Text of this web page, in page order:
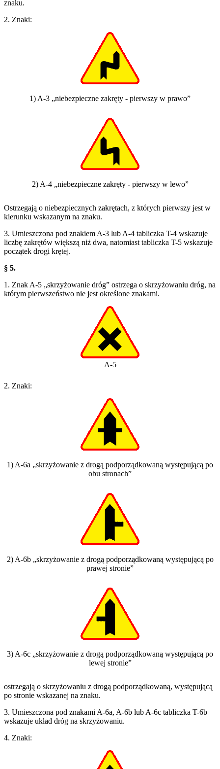
znaku.
2. Znaki:
1) A-3 „niebezpieczne zakręty - pierwszy w prawo”
2) A-4 „niebezpieczne zakręty - pierwszy w lewo”
Ostrzegają o niebezpiecznych zakrętach, z których pierwszy jest w
kierunku wskazanym na znaku.
3. Umieszczona pod znakiem A-3 lub A-4 tabliczka T-4 wskazuje
liczbę zakrętów większą niż dwa, natomiast tabliczka T-5 wskazuje
początek drogi krętej.
§ 5.
1. Znak A-5 „skrzyżowanie dróg” ostrzega o skrzyżowaniu dróg, na
którym pierwszeństwo nie jest określone znakami.
A-5
2. Znaki:
1) A-6a „skrzyżowanie z drogą podporządkowaną występującą po
obu stronach”
2) A-6b „skrzyżowanie z drogą podporządkowaną występującą po
prawej stronie”
3) A-6c „skrzyżowanie z drogą podporządkowaną występującą po
lewej stronie”
ostrzegają o skrzyżowaniu z drogą podporządkowaną, występującą
po stronie wskazanej na znaku.
3. Umieszczona pod znakami A-6a, A-6b lub A-6c tabliczka T-6b
wskazuje układ dróg na skrzyżowaniu.
4. Znaki: